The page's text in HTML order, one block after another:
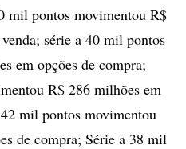
mil pontos movimentou R$
série a 40 mil pontos
em opções de compra;
R$ 286 milhões em
mil pontos movimentou
de compra; Série a 38 mil